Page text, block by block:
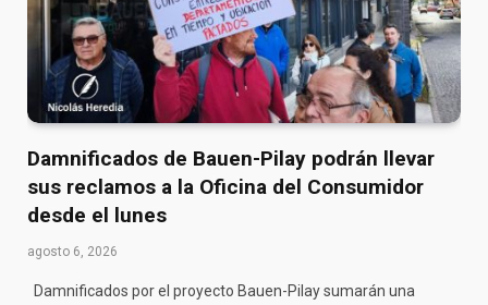
Damnificados de Bauen-Pilay podrán llevar
sus reclamos a la Oficina del Consumidor
desde el lunes
agosto 6, 2026
Damnificados por el proyecto Bauen-Pilay sumarán una